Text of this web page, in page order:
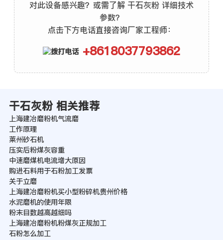
对此设备感兴趣？或需了解 干石灰粉 详细技术
参数？
点击下方电话直接咨询厂家工程师：
+8618037793862
干石灰粉 相关推荐
上海建冶磨粉机气流磨
工作原理
莱州砂石机
压实后粉煤灰容重
中速磨煤机电流增大原因
购进石料用于石粉加工发票
关于立磨
上海建冶磨粉机买小型粉碎机贵州价格
水泥磨机的使用年限
粉末目数越高越细吗
上海建冶磨粉机粉煤灰正规加工
石粉怎么加工